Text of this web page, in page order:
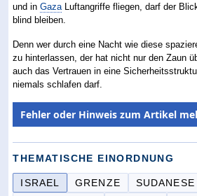
und inGazaLuftangriffe fliegen, darf der
blind bleiben.
Denn wer durch eine Nacht wie diese
zu hinterlassen, der hat nicht nur den Zaun
auch das Vertrauen in eine
niemals schlafen darf.
Fehler oder Hinweis zum Artikel
THEMATISCHE EINORDNUNG
ISRAEL GRENZE
SUDANESE